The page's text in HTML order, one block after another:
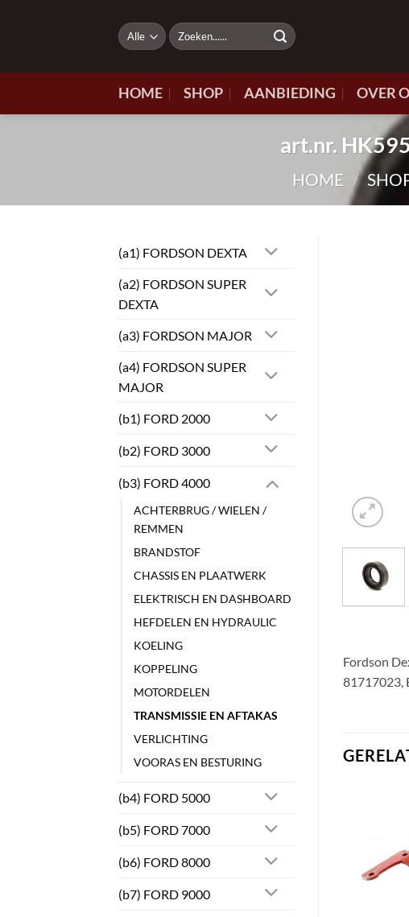
Zoeken
naar:
HOME SHOP AANBIEDING OVER
art.nr.
HOME /
(a1) FORDSON DEXTA
(a2) FORDSON SUPER
DEXTA
(a3) FORDSON MAJOR
(a4) FORDSON SUPER
MAJOR
(b1) FORD 2000
(b2) FORD 3000
(b3) FORD 4000
ACHTERBRUG / WIELEN /
REMMEN
BRANDSTOF
CHASSIS EN PLAATWERK
ELEKTRISCH EN DASHBOARD
HEFDELEN EN HYDRAULIC
KOELING
KOPPELING
MOTORDELEN
TRANSMISSIE EN AFTAKAS
VERLICHTING
VOORAS EN BESTURING
(b4) FORD 5000
(b5) FORD 7000
(b6) FORD 8000
(b7) FORD 9000
Fordson
81717023,